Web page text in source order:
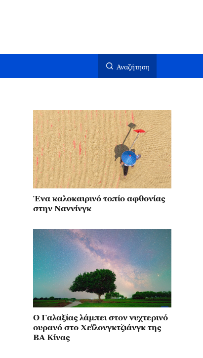
Αναζήτηση
Ένα καλοκαιρινό τοπίο αφθονίας
στην Ναννίνγκ
Ο Γαλαξίας λάμπει στον νυχτερινό
ουρανό στο Χεϊλονγκτζιάνγκ της
ΒΑ Κίνας